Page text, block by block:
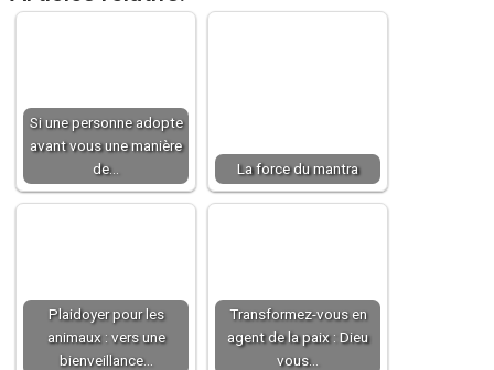
Si une personne adopte
avant vous une manière
de…
La force du mantra
Plaidoyer pour les
animaux : vers une
bienveillance…
Transformez-vous en
agent de la paix : Dieu
vous…